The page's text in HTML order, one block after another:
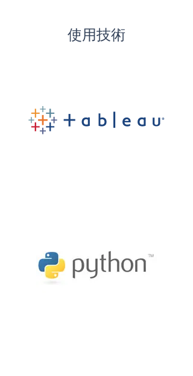
使用技術